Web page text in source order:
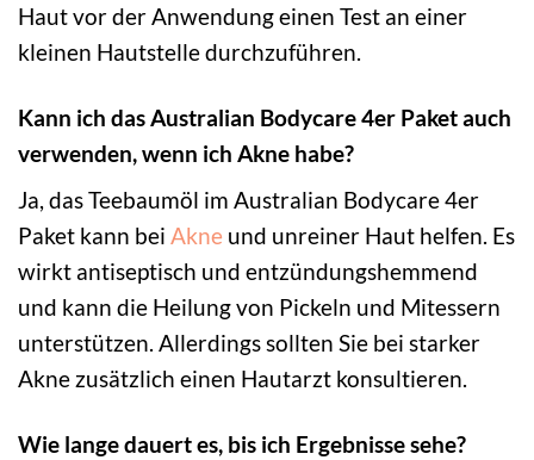
Haut vor der Anwendung einen Test an einer
kleinen Hautstelle durchzuführen.
Kann ich das Australian Bodycare 4er Paket auch
verwenden, wenn ich Akne habe?
Ja, das Teebaumöl im Australian Bodycare 4er
Paket kann bei Akne und unreiner Haut helfen. Es
wirkt antiseptisch und entzündungshemmend
und kann die Heilung von Pickeln und Mitessern
unterstützen. Allerdings sollten Sie bei starker
Akne zusätzlich einen Hautarzt konsultieren.
Wie lange dauert es, bis ich Ergebnisse sehe?